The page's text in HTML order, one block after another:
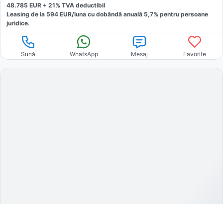
48.785 EUR + 21% TVA deductibil
Leasing de la 594 EUR/luna cu dobăndă anuală 5,7% pentru persoane
juridice.
Sună WhatsApp Mesaj Favorite